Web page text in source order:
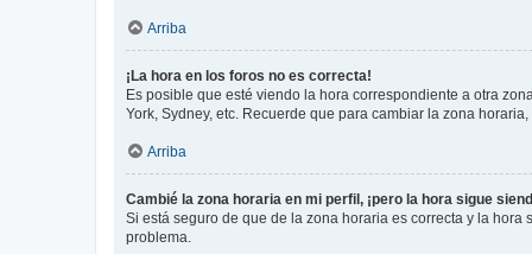
Arriba
¡La hora en los foros no es correcta!
Es posible que esté viendo la hora correspondiente a otra
York, Sydney, etc. Recuerde que para cambiar la zona
Arriba
Cambié la zona horaria en mi perfil, ¡pero la hora sigue
Si está seguro de que de la zona horaria es correcta y la
problema.